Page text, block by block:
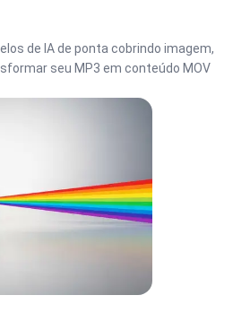
de IA de ponta cobrindo imagem,
seu MP3 em conteúdo MOV